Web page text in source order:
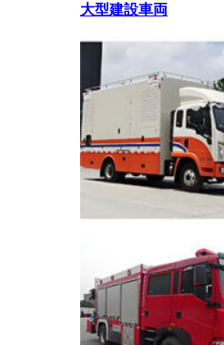
大型建設車両